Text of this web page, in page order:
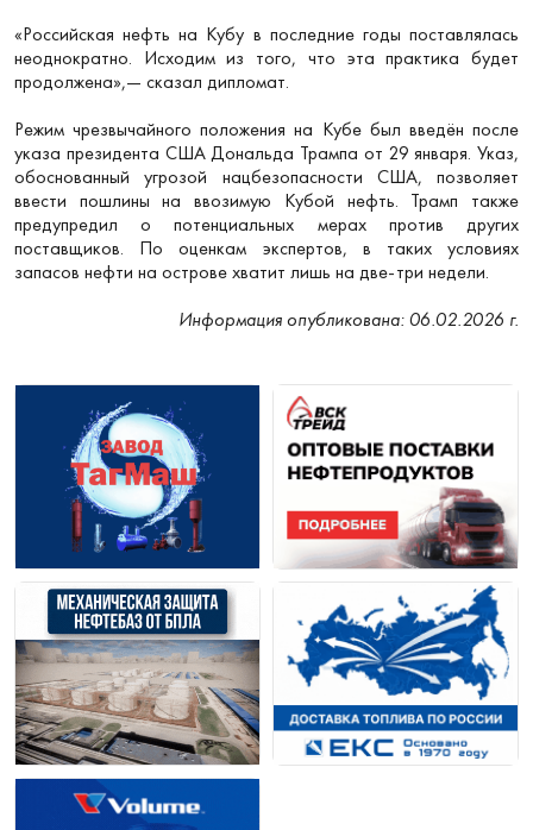
«Российская нефть на Кубу в последние годы поставлялась
неоднократно. Исходим из того, что эта практика будет
продолжена»,— сказал дипломат.
Режим чрезвычайного положения на Кубе был введён после
указа президента США Дональда Трампа от 29 января. Указ,
обоснованный угрозой нацбезопасности США, позволяет
ввести пошлины на ввозимую Кубой нефть. Трамп также
предупредил о потенциальных мерах против других
поставщиков. По оценкам экспертов, в таких условиях
запасов нефти на острове хватит лишь на две-три недели.
Информация опубликована: 06.02.2026 г.